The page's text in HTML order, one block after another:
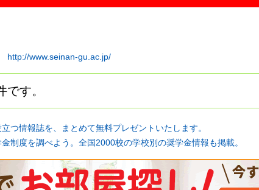
http://www.seinan-gu.ac.jp/
す。
つ情報誌を、まとめて無料プレゼントいたします。
制度を調べよう。全国2000校の学校別の奨学金情報も掲載。